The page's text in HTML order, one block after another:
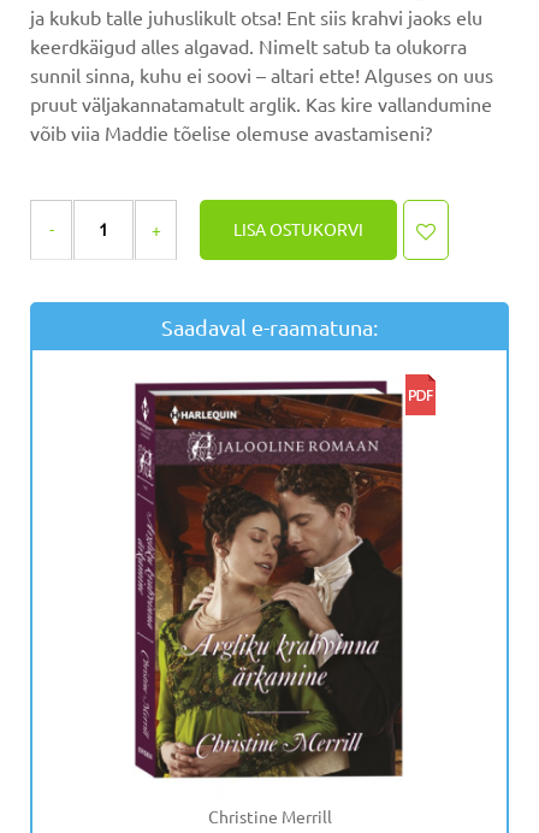
ja kukub talle juhuslikult otsa! Ent siis krahvi jaoks elu
keerdkäigud alles algavad. Nimelt satub ta olukorra
sunnil sinna, kuhu ei soovi – altari ette! Alguses on uus
pruut väljakannatamatult arglik. Kas kire vallandumine
võib viia Maddie tõelise olemuse avastamiseni?
LISA OSTUKORVI
Saadaval e-raamatuna:
Christine Merrill